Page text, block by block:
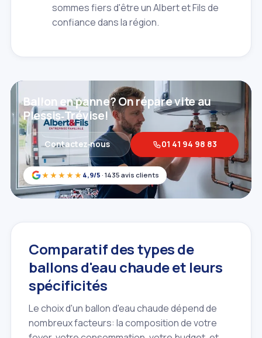
sommes fiers d'être un Albert et Fils de
confiance dans la région.
★★★★★ 4,9/5 · 1435 avis clients
Ballon en panne? On répare vite au
Plessis‑Trévise!
Contactez‑nous 01 41 94 98 83
Comparatif des types de
ballons d'eau chaude et leurs
spécificités
Le choix d'un ballon d'eau chaude dépend de
nombreux facteurs: la composition de votre